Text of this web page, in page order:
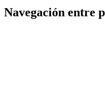
Navegación entre